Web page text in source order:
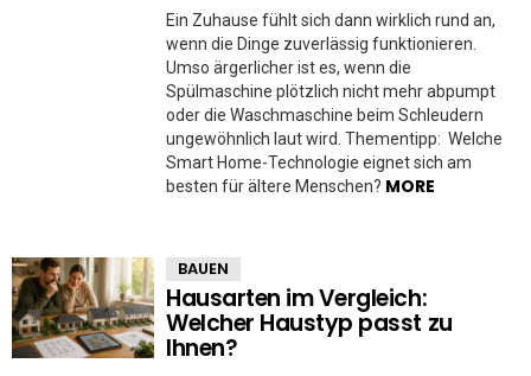
Ein Zuhause fühlt sich dann wirklich rund an,
wenn die Dinge zuverlässig funktionieren.
Umso ärgerlicher ist es, wenn die
Spülmaschine plötzlich nicht mehr abpumpt
oder die Waschmaschine beim Schleudern
ungewöhnlich laut wird. Thementipp: Welche
Smart Home-Technologie eignet sich am
besten für ältere Menschen? MORE
BAUEN
Hausarten im Vergleich:
Welcher Haustyp passt zu
Ihnen?